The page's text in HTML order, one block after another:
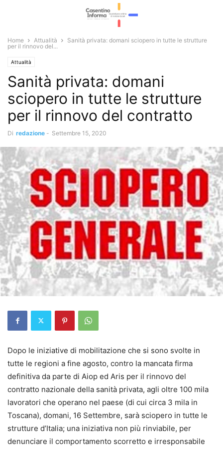
Home Attualità
Sanità privata: domani sciopero in tutte le strutture
per il rinnovo del...
Attualità
Sanità privata: domani
sciopero in tutte le strutture
per il rinnovo del contratto
Di redazione - Settembre 15, 2020
Dopo le iniziative di mobilitazione che si sono svolte in
tutte le regioni a fine agosto, contro la mancata firma
definitiva da parte di Aiop ed Aris per il rinnovo del
contratto nazionale della sanità privata, agli oltre 100 mila
lavoratori che operano nel paese (di cui circa 3 mila in
Toscana), domani, 16 Settembre, sarà sciopero in tutte le
strutture d’Italia; una iniziativa non più rinviabile, per
denunciare il comportamento scorretto e irresponsabile